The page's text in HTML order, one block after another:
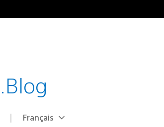
.Blog
Choisir
Région
Français